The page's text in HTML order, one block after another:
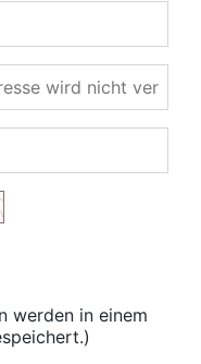
werden in einem